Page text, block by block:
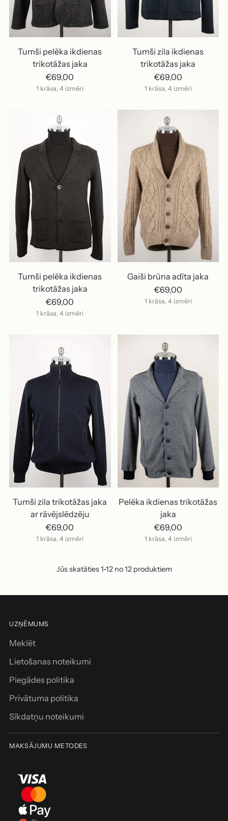
Tumši pelēka ikdienas
trikotāžas jaka
€69,00
1 krāsa, 4 izmēri
Tumši zila ikdienas
trikotāžas jaka
€69,00
1 krāsa, 4 izmēri
Tumši pelēka ikdienas
trikotāžas jaka
€69,00
1 krāsa, 4 izmēri
Gaiši brūna adīta jaka
€69,00
1 krāsa, 4 izmēri
Tumši zila trikotāžas jaka
ar rāvējslēdzēju
€69,00
1 krāsa, 4 izmēri
Pelēka ikdienas trikotāžas
jaka
€69,00
1 krāsa, 4 izmēri
Jūs skatāties 1-12 no 12 produktiem
UZŅĒMUMS
Meklēt
Lietošanas noteikumi
Piegādes politika
Privātuma politika
Sīkdatņu noteikumi
MAKSĀJUMU METODES